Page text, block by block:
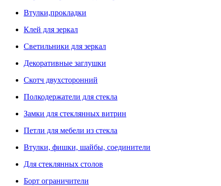
Втулки,прокладки
Клей для зеркал
Светильники для зеркал
Декоративные заглушки
Скотч двухсторонний
Полкодержатели для стекла
Замки для стеклянных витрин
Петли для мебели из стекла
Втулки, фишки, шайбы, соединители
Для стеклянных столов
Борт ограничители